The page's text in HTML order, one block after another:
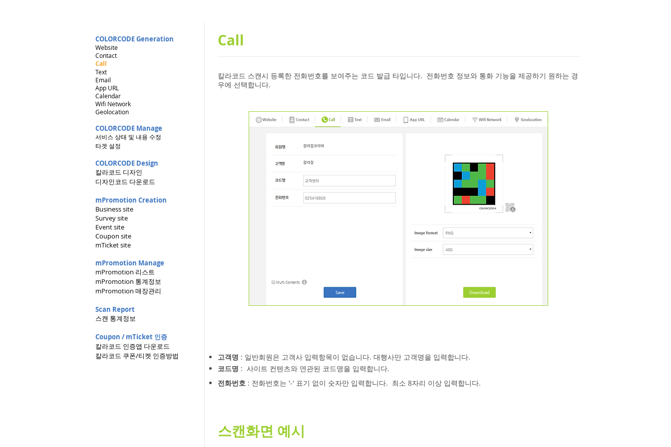
COLORCODE Generation
Website
Contact
Call
Text
Email
App URL
Calendar
Wifi Network
Geolocation
COLORCODE Manage
서비스 상태 및 내용 수정
타겟 설정
COLORCODE Design
칼라코드 디자인
디자인코드 다운로드
mPromotion Creation
Business site
Survey site
Event site
Coupon site
mTicket site
mPromotion Manage
mPromotion 리스트
mPromotion 통계정보
mPromotion 매장관리
Scan Report
스캔 통계정보
Coupon / mTicket 인증
칼라코드 인증앱 다운로드
칼라코드 쿠폰/티켓 인증방법
Call
칼라코드 스캔시 등록한 전화번호를 보여주는 코드 발급 타입니다. 전화번호 정보와 통화 기능을 제공하기 원하는 경
우에 선택합니다.
고객명 : 일반회원은 고객사 입력항목이 없습니다. 대행사만 고객명을 입력합니다.
코드명 : 사이트 컨텐츠와 연관된 코드명을 입력합니다.
전화번호 : 전화번호는 '-' 표기 없이 숫자만 입력합니다. 최소 8자리 이상 입력합니다.
스캔화면 예시